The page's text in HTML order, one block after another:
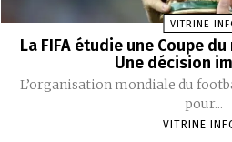
VITRINE
La FIFA étudie une Coupe
Une décision
L’organisation mondiale du
pour...
VITRINE